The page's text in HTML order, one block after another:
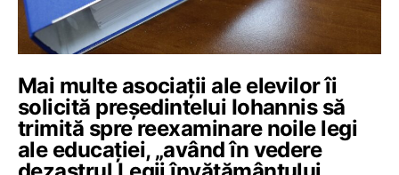
Mai multe asociații ale elevilor îi
solicită preşedintelui Iohannis să
trimită spre reexaminare noile legi
ale educaţiei, „având în vedere